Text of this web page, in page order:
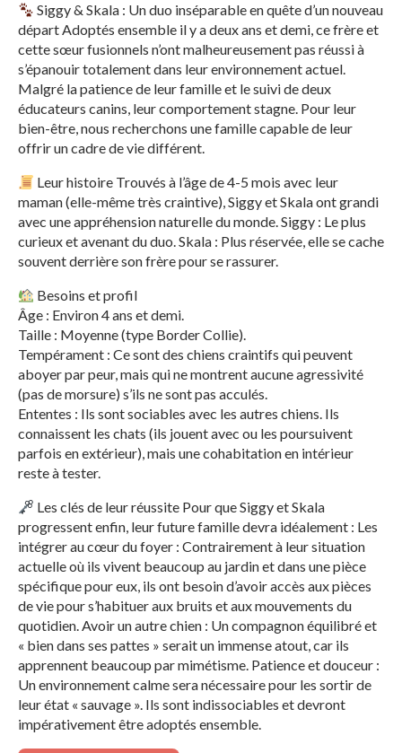
Siggy & Skala : Un duo inséparable en quête d’un nouveau
départ Adoptés ensemble il y a deux ans et demi, ce frère et
cette sœur fusionnels n’ont malheureusement pas réussi à
s’épanouir totalement dans leur environnement actuel.
Malgré la patience de leur famille et le suivi de deux
éducateurs canins, leur comportement stagne. Pour leur
bien-être, nous recherchons une famille capable de leur
offrir un cadre de vie différent.
Leur histoire Trouvés à l’âge de 4-5 mois avec leur
maman (elle-même très craintive), Siggy et Skala ont grandi
avec une appréhension naturelle du monde. Siggy : Le plus
curieux et avenant du duo. Skala : Plus réservée, elle se cache
souvent derrière son frère pour se rassurer.
Besoins et profil
Âge : Environ 4 ans et demi.
Taille : Moyenne (type Border Collie).
Tempérament : Ce sont des chiens craintifs qui peuvent
aboyer par peur, mais qui ne montrent aucune agressivité
(pas de morsure) s’ils ne sont pas acculés.
Ententes : Ils sont sociables avec les autres chiens. Ils
connaissent les chats (ils jouent avec ou les poursuivent
parfois en extérieur), mais une cohabitation en intérieur
reste à tester.
Les clés de leur réussite Pour que Siggy et Skala
progressent enfin, leur future famille devra idéalement : Les
intégrer au cœur du foyer : Contrairement à leur situation
actuelle où ils vivent beaucoup au jardin et dans une pièce
spécifique pour eux, ils ont besoin d’avoir accès aux pièces
de vie pour s’habituer aux bruits et aux mouvements du
quotidien. Avoir un autre chien : Un compagnon équilibré et
« bien dans ses pattes » serait un immense atout, car ils
apprennent beaucoup par mimétisme. Patience et douceur :
Un environnement calme sera nécessaire pour les sortir de
leur état « sauvage ». Ils sont indissociables et devront
impérativement être adoptés ensemble.